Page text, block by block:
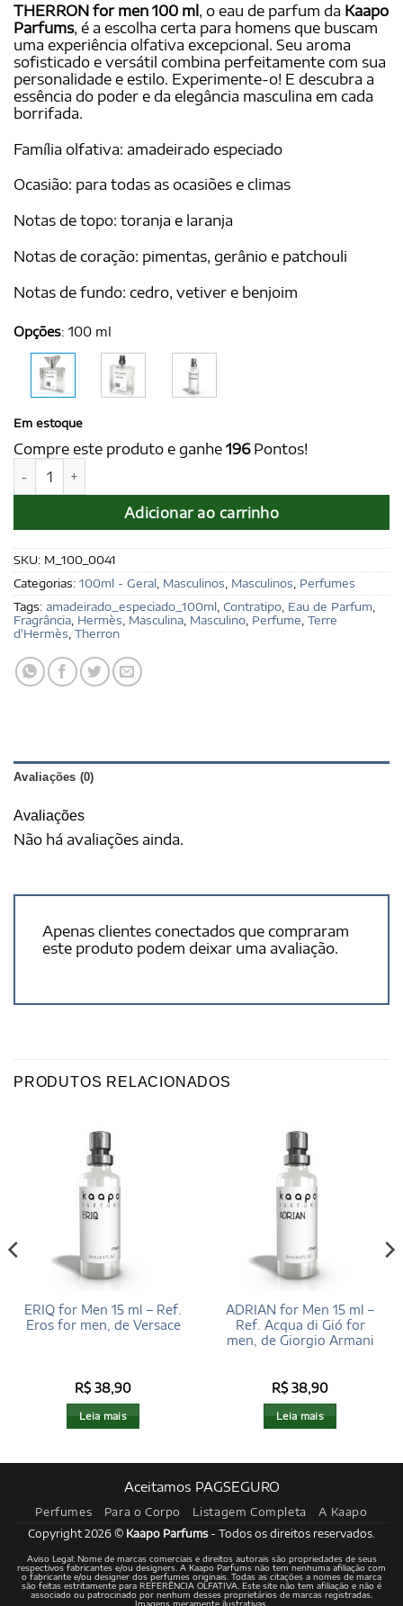
THERRON for men 100 ml, o eau de parfum da Kaapo
Parfums, é a escolha certa para homens que buscam
uma experiência olfativa excepcional. Seu aroma
sofisticado e versátil combina perfeitamente com sua
personalidade e estilo. Experimente-o! E descubra a
essência do poder e da elegância masculina em cada
borrifada.
Família olfativa: amadeirado especiado
Ocasião: para todas as ocasiões e climas
Notas de topo: toranja e laranja
Notas de coração: pimentas, gerânio e patchouli
Notas de fundo: cedro, vetiver e benjoim
Opções: 100 ml
Em estoque
Compre este produto e ganhe 196Pontos!
Adicionar ao carrinho
SKU: M_100_0041
Categorias: 100ml - Geral, Masculinos, Masculinos, Perfumes
Tags: amadeirado_especiado_100ml, Contratipo, Eau de Parfum,
Fragrância, Hermès, Masculina, Masculino, Perfume, Terre
d'Hermès, Therron
Avaliações (0)
Avaliações
Não há avaliações ainda.
Apenas clientes conectados que compraram
este produto podem deixar uma avaliação.
PRODUTOS RELACIONADOS
ERIQ for Men 15 ml – Ref.
Eros for men, de Versace
R$38,90
Leia mais
ADRIAN for Men 15 ml –
Ref. Acqua di Gió for
men, de Giorgio Armani
R$38,90
Leia mais
Aceitamos PAGSEGURO
Perfumes Para o Corpo Listagem Completa A Kaapo
Copyright 2026 © Kaapo Parfums- Todos os direitos reservados.
Aviso Legal: Nome de marcas comerciais e direitos autorais são propriedades de seus
respectivos fabricantes e/ou designers. A Kaapo Parfums não tem nenhuma afiliação com
o fabricante e/ou designer dos perfumes originais. Todas as citações a nomes de marca
são feitas estritamente para REFERÊNCIA OLFATIVA. Este site não tem afiliação e não é
associado ou patrocinado por nenhum desses proprietários de marcas registradas.
Imagens meramente ilustrativas.